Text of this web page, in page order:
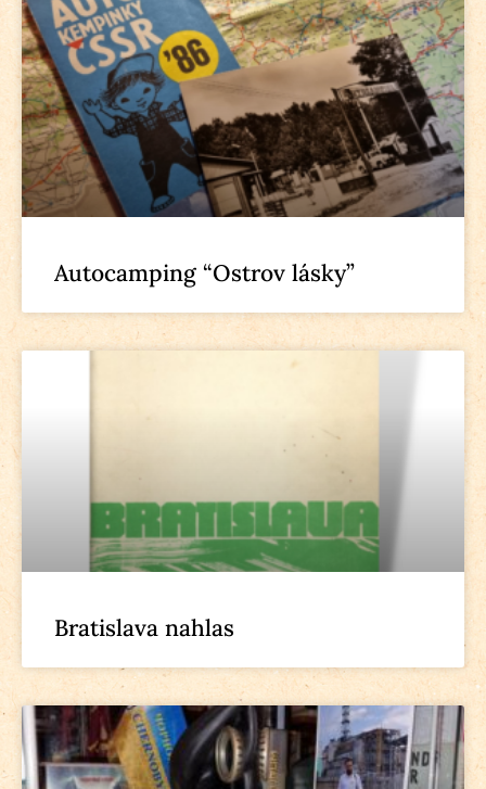
Autocamping “Ostrov lásky”
Bratislava nahlas